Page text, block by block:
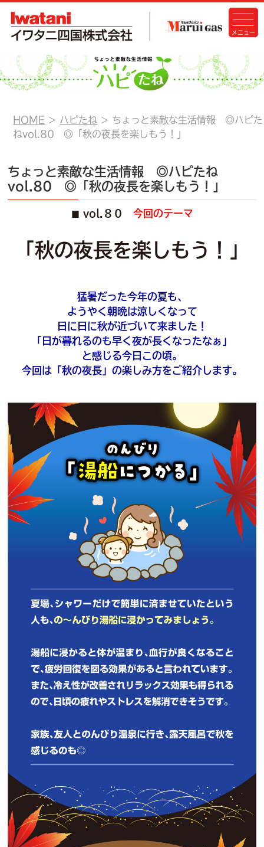
HOME ハピたね
ちょっと素敵な生活情報 ◎ハピた
ねvol.80 ◎「秋の夜長を楽しもう！」
ちょっと素敵な生活情報 ◎ハピたね
vol.80 ◎「秋の夜長を楽しもう！」
vol.８０ 今回のテーマ
「秋の夜長を楽しもう！」
猛暑だった今年の夏も、
ようやく朝晩は涼しくなって
日に日に秋が近づいて来ました！
「日が暮れるのも早く夜が長くなったなぁ」
と感じる今日この頃。
今回は「秋の夜長」の楽しみ方をご紹介します。